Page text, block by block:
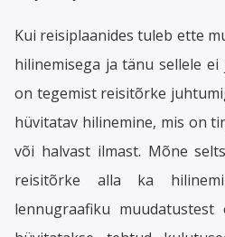
Kui reisiplaanides tuleb ette
hilinemisega ja tänu sellele
on tegemist reisitõrke
hüvitatav hilinemine, mis on
või halvast ilmast. Mõne
reisitõrke alla ka
lennugraafiku